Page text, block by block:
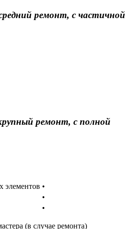
ремонт, с частичной
ремонт, с полной
элементов •
•
•
(в случае ремонта)